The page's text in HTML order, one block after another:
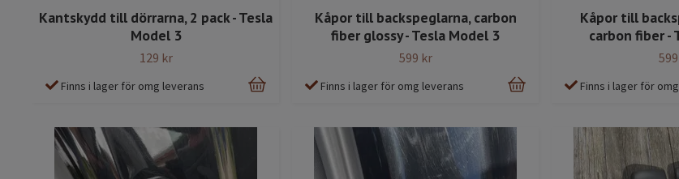
Kantskydd till dörrarna, 2 pack - Tesla
Model 3
129 kr
Finns i lager för omg leverans
Kåpor till backspeglarna, carbon
fiber glossy - Tesla Model 3
599 kr
Finns i lager för omg leverans
Kåpor till
carbon fiber -
Finns i lager för